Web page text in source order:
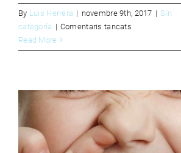
By Luis Herrera | novembre 9th, 2017 | Sin
categoría | Comentaris tancats
ABÚS
Read More
QUÈ FER QUAN SAG